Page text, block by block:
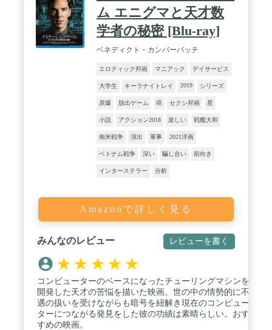
ム エニグマと天才数
学者の秘密 [Blu-ray]
ベネディクト・カンバーバッチ
エロティック邦画 マニアック デイサービス
大学生 キーラナイトレイ 2019 シリーズ
原爆 脱出ゲーム 癌 セクシ邦画 星
小説 アクション2018 楽しい 戦艦大和
南米戦争 演出 軍事 2021洋画
ベトナム戦争 深い 騙し合い 前向き
インターステラー 分析
Amazonで詳しく見る
みんなのレビュー レビューを書く
★ ★ ★ ★ ★
コンピューターのベースになったチューリングマシンを
開発した天才の苦悩を描いた映画。世の中の情勢的に不
遇の扱いを受けながらも暗号を紐解き現在のコンピュー
ターにつながる発見をした彼の功績は素晴らしい。おす
すめの映画。